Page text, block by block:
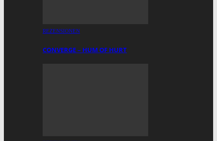
REZENSIONEN
CONVERGE – HUM OF HURT